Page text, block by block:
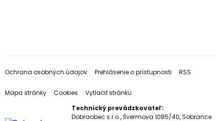
Ochrana osobných údajov Prehlásenie o prístupnosti RSS
Mapa stránky Cookies
Vytlačiť stránku
Technický prevádzkovateľ:
Dobraobec s.r.o., Švermova 1085/40, Sobrance